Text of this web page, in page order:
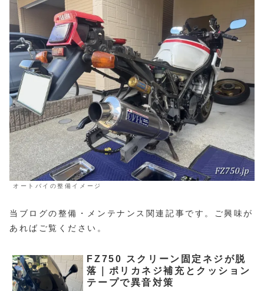
オートバイの整備イメージ
当ブログの整備・メンテナンス関連記事です。ご興味が
あればご覧ください。
FZ750 スクリーン固定ネジが脱
落｜ポリカネジ補充とクッション
テープで異音対策